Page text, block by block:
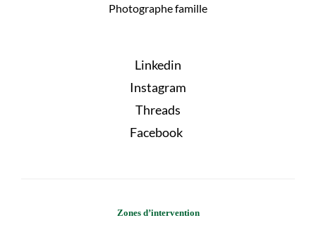
Photographe famille
Linkedin
Instagram
Threads
Facebook
Zones d’intervention